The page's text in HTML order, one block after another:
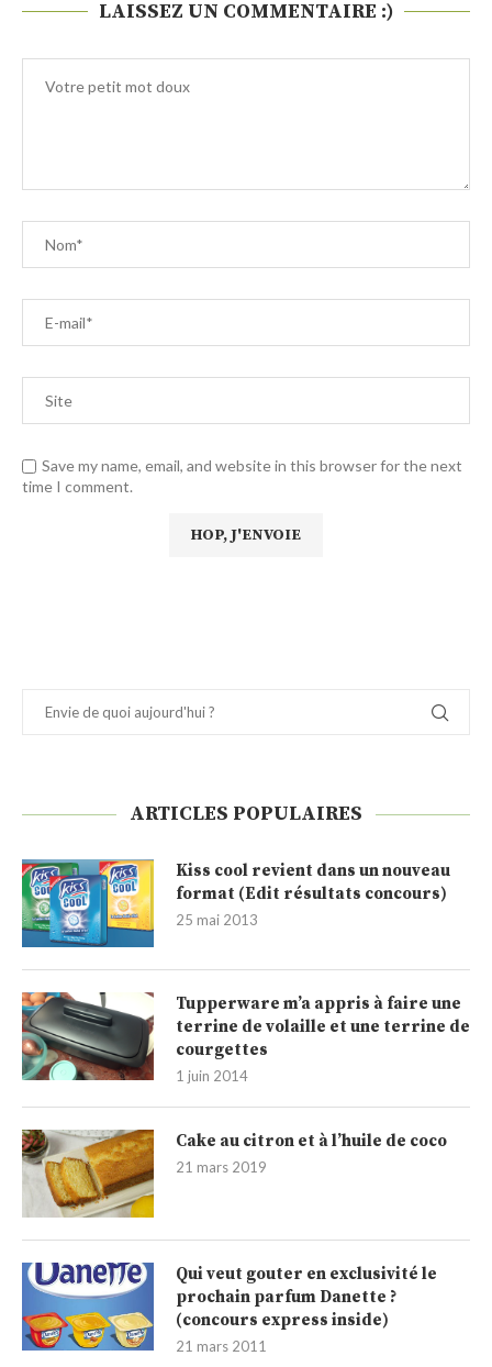
LAISSEZ UN COMMENTAIRE :)
Save my name, email, and website in this browser for the next
time I comment.
ARTICLES POPULAIRES
Kiss cool revient dans un nouveau
format (Edit résultats concours)
25 mai 2013
Tupperware m’a appris à faire une
terrine de volaille et une terrine de
courgettes
1 juin 2014
Cake au citron et à l’huile de coco
21 mars 2019
Qui veut gouter en exclusivité le
prochain parfum Danette ?
(concours express inside)
21 mars 2011